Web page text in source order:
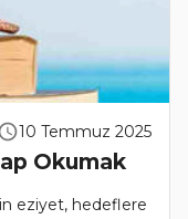
10 Temmuz 2025
Okumak
eziyet, hedeflere